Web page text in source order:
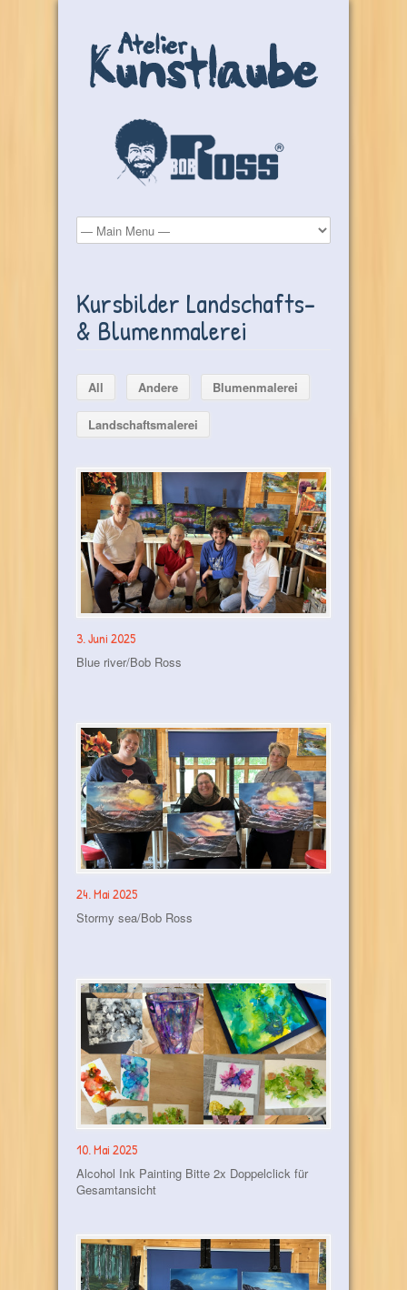
Kursbilder Landschafts-
& Blumenmalerei
All Andere Blumenmalerei
Landschaftsmalerei
3. Juni 2025
Blue river/Bob Ross
24. Mai 2025
Stormy sea/Bob Ross
10. Mai 2025
Alcohol Ink Painting Bitte 2x Doppelclick für
Gesamtansicht